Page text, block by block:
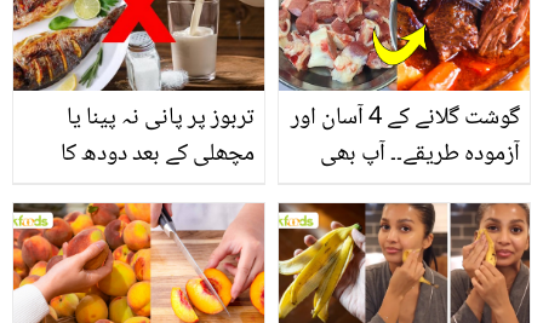
تربوز پر پانی نہ پینا یا
مچھلی کے بعد دودھ کا
سے متعلق غلط فہمیوں کی
حقیقت کیا ہے اور افواہ
کیا؟
گوشت گلانے کے 4 آسان اور
آزمودہ طریقے۔۔ آپ بھی
بتائے راز